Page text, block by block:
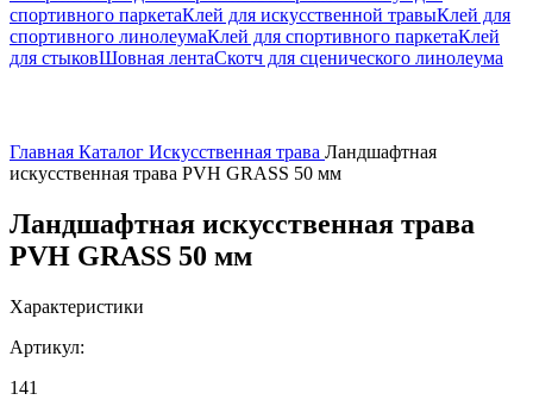
спортивного паркетаКлей для искусственной травыКлей для
спортивного линолеумаКлей для спортивного паркетаКлей
для стыковШовная лентаСкотч для сценического линолеума
Главная Каталог Искусственная трава Ландшафтная
искусственная трава PVH GRASS 50 мм
Ландшафтная искусственная трава
PVH GRASS 50 мм
Характеристики
Артикул:
141